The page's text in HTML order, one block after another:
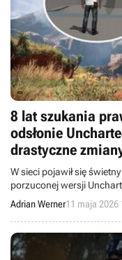
8 lat szukania
odsłonie
drastyczne
odejściu Amy
W sieci pojawił się
porzuconej wersji
Adrian Werner11 maja 2026